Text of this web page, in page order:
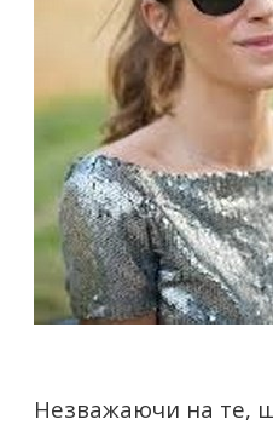
Незважаючи на те,